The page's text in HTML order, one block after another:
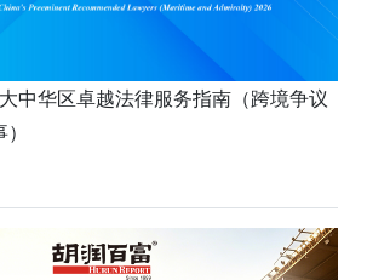
中华区卓越法律服务指南（跨境争议